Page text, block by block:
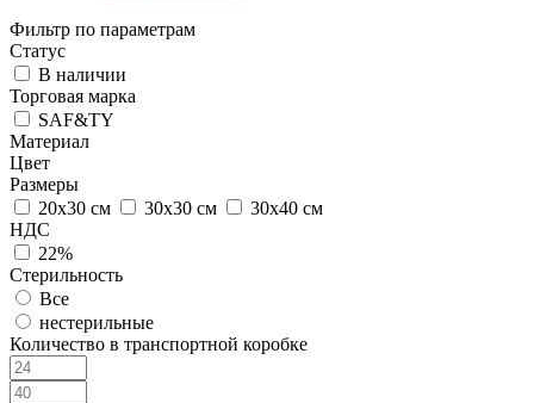
Фильтр по параметрам
Статус
В наличии
Торговая марка
SAF&TY
Материал
Цвет
Размеры
20х30 см
30х30 см
30х40 см
НДС
22%
Стерильность
Все
нестерильные
Количество в транспортной коробке